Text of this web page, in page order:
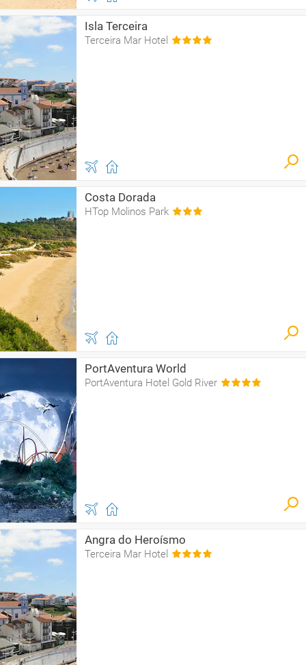
Isla Terceira
Terceira Mar Hotel
Costa Dorada
HTop Molinos Park
PortAventura World
PortAventura Hotel Gold River
Angra do Heroísmo
Terceira Mar Hotel